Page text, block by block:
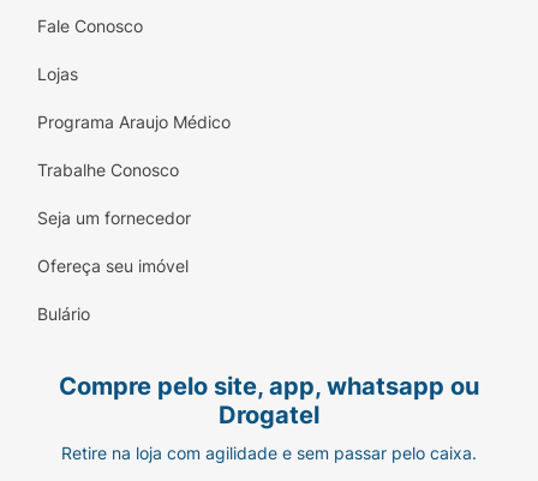
Fale Conosco
Lojas
Programa Araujo Médico
Trabalhe Conosco
Seja um fornecedor
Ofereça seu imóvel
Bulário
Compre pelo site, app, whatsapp ou
Drogatel
Retire na loja com agilidade e sem passar pelo caixa.